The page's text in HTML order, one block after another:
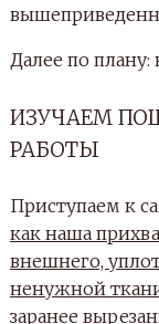
Далее по плану:
ИЗУЧАЕМ
РАБОТЫ
Приступаем к
как наша
внешнего,
ненужной
заранее